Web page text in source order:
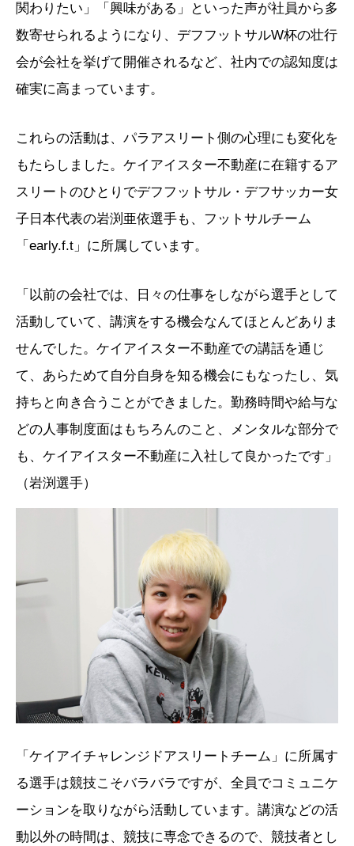
関わりたい」「興味がある」といった声が社員から多
数寄せられるようになり、デフフットサルW杯の壮行
会が会社を挙げて開催されるなど、社内での認知度は
確実に高まっています。
これらの活動は、パラアスリート側の心理にも変化を
もたらしました。ケイアイスター不動産に在籍するア
スリートのひとりでデフフットサル・デフサッカー女
子日本代表の岩渕亜依選手も、フットサルチーム
「early.f.t」に所属しています。
「以前の会社では、日々の仕事をしながら選手として
活動していて、講演をする機会なんてほとんどありま
せんでした。ケイアイスター不動産での講話を通じ
て、あらためて自分自身を知る機会にもなったし、気
持ちと向き合うことができました。勤務時間や給与な
どの人事制度面はもちろんのこと、メンタルな部分で
も、ケイアイスター不動産に入社して良かったです」
（岩渕選手）
「ケイアイチャレンジドアスリートチーム」に所属す
る選手は競技こそバラバラですが、全員でコミュニケ
ーションを取りながら活動しています。講演などの活
動以外の時間は、競技に専念できるので、競技者とし